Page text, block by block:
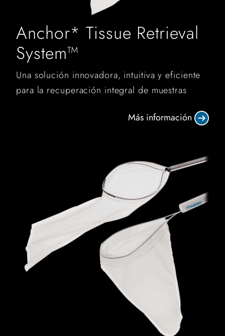
Anchor* Tissue Retrieval
System™
Una solución innovadora, intuitiva y eficiente
para la recuperación integral de muestras
Más información